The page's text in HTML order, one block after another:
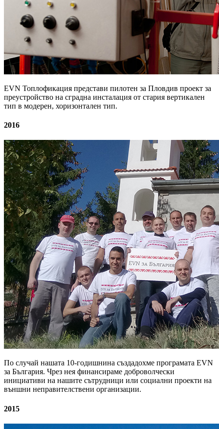
EVN Топлофикация представи пилотен за Пловдив проект за
преустройство на сградна инсталация от стария вертикален
тип в модерен, хоризонтален тип.
2016
По случай нашата 10-годишнина създадохме програмата EVN
за България. Чрез нея финансираме доброволчески
инициативи на нашите сътрудници или социални проекти на
външни неправителствени организации.
2015